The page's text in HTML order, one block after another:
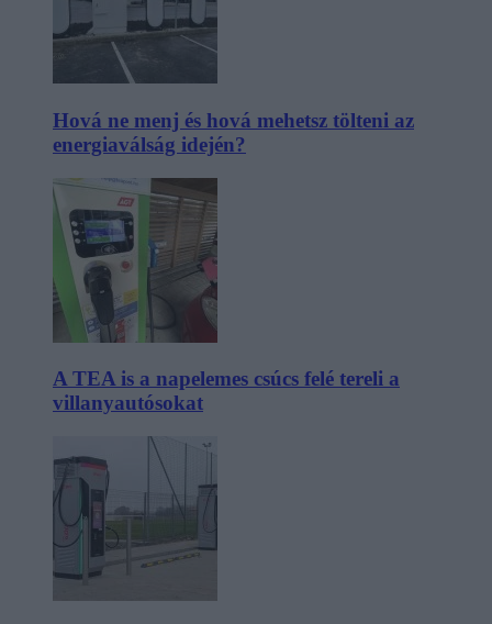
Hová ne menj és hová mehetsz tölteni az
energiaválság idején?
A TEA is a napelemes csúcs felé tereli a
villanyautósokat